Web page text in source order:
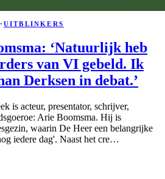
· UITBLINKERS
‘Natuurlijk heb
van VI gebeld. Ik
Derksen in debat.’
is acteur, presentator, schrijver,
Arie Boomsma. Hij is
waarin De Heer een belangrijke
iedere dag'. Naast het cre…